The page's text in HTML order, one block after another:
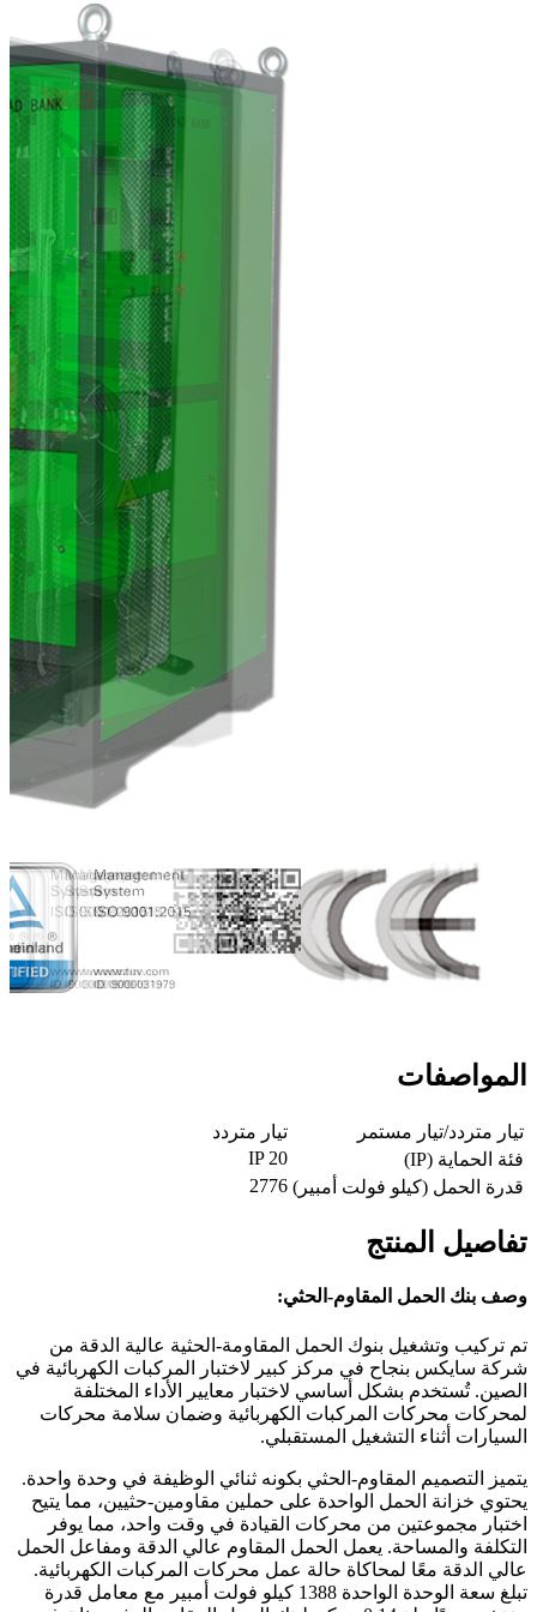
المواصفات
تيار متردد/تيار مستمر
تيار متردد
فئة الحماية (IP)
IP 20
قدرة الحمل (كيلو فولت أمبير) 2776
تفاصيل المنتج
وصف بنك الحمل المقاوم-الحثي:
تم تركيب وتشغيل بنوك الحمل المقاومة-الحثية عالية الدقة من
شركة سايكس بنجاح في مركز كبير لاختبار المركبات الكهربائية في
الصين. تُستخدم بشكل أساسي لاختبار معايير الأداء المختلفة
لمحركات محركات المركبات الكهربائية وضمان سلامة محركات
السيارات أثناء التشغيل المستقبلي.
يتميز التصميم المقاوم-الحثي بكونه ثنائي الوظيفة في وحدة واحدة.
يحتوي خزانة الحمل الواحدة على حملين مقاومين-حثيين، مما يتيح
اختبار مجموعتين من محركات القيادة في وقت واحد، مما يوفر
التكلفة والمساحة. يعمل الحمل المقاوم عالي الدقة ومفاعل الحمل
عالي الدقة معًا لمحاكاة حالة عمل محركات المركبات الكهربائية.
تبلغ سعة الوحدة الواحدة 1388 كيلو فولت أمبير مع معامل قدرة